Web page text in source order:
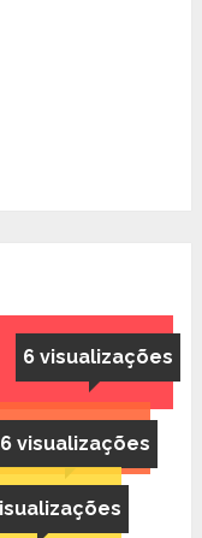
6 visualizações
6 visualizações